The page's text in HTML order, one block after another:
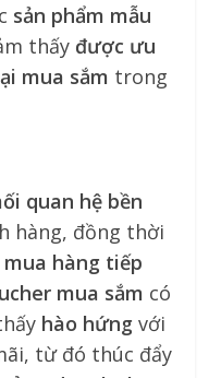
sản phẩm mẫu
thấy được ưu
mua sắm trong
quan hệ bền
hàng, đồng thời
hàng tiếp
mua sắm có
hào hứng với
từ đó thúc đẩy